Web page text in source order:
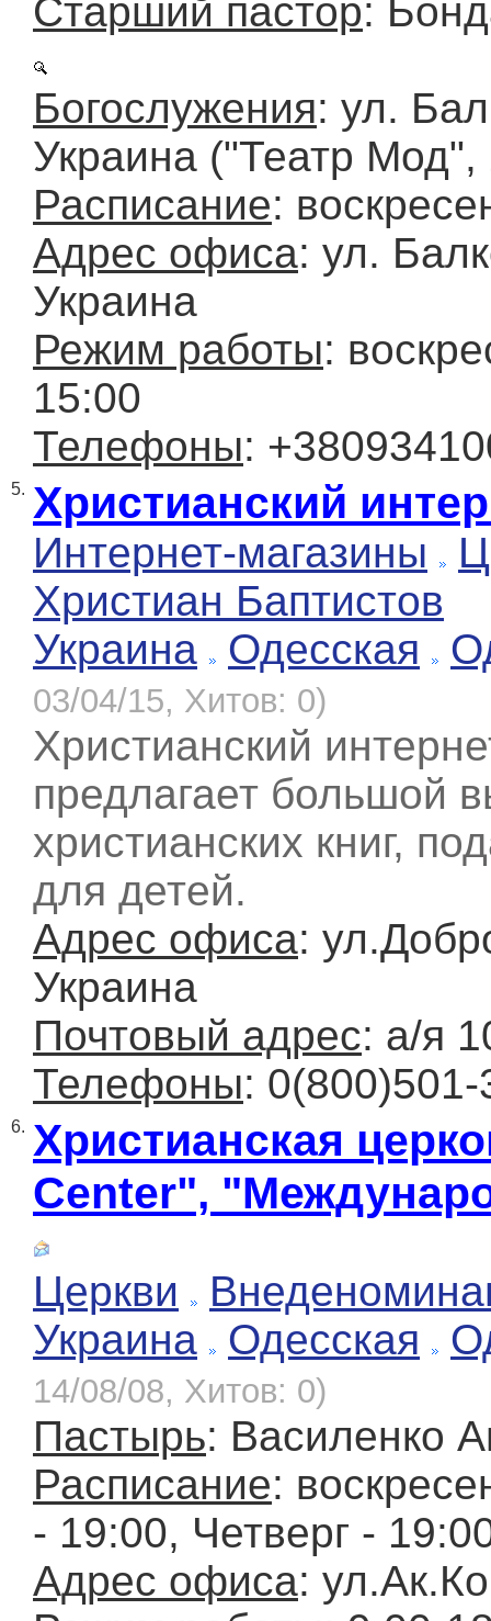
Старший пастор:
Богослужения: ул.
Украина ("Театр Мод",
Расписание:
Адрес офиса: ул.
Украина
Режим работы:
15:00
Телефоны:
5. Христианский
Интернет-магазины
Христиан Баптистов
Украина
Одесская
03/04/15, Хитов: 0)
Христианский
предлагает большой
христианских книг,
для детей.
Адрес офиса:
Украина
Почтовый адрес: а/я
Телефоны:
6. Христианская
Center",
Церкви
Украина
Одесская
14/08/08, Хитов: 0)
Пастырь: Василенко
Расписание:
- 19:00, Четверг -
Адрес офиса: